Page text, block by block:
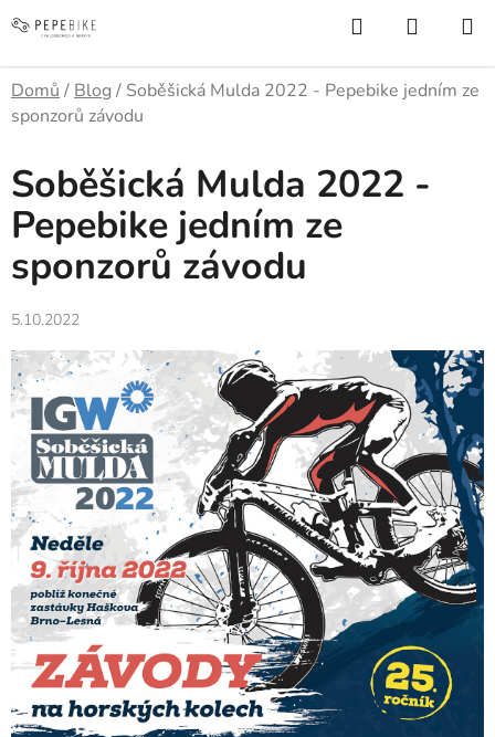
na
Hledat
KOŠÍK
Domů / Blog / Soběšická Mulda 2022 - Pepebike jedním ze
sponzorů závodu
Soběšická Mulda 2022 -
Pepebike jedním ze
sponzorů závodu
5.10.2022